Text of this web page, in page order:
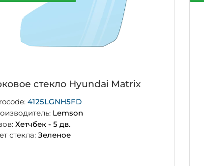
стекло Hyundai Matrix
4125LGNH5FD
Lemson
Хетчбек - 5 дв.
стекла: Зеленое